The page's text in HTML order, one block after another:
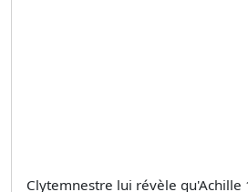
Clytemnestre lui révèle qu'Achille